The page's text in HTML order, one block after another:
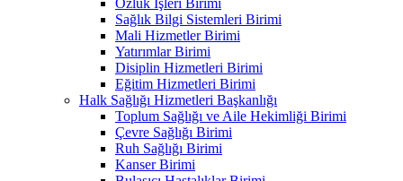
Sağlık Bilgi Sistemleri Birimi
Mali Hizmetler Birimi
Yatırımlar Birimi
Disiplin Hizmetleri Birimi
Eğitim Hizmetleri Birimi
Halk Sağlığı Hizmetleri Başkanlığı
Toplum Sağlığı ve Aile Hekimliği Birimi
Çevre Sağlığı Birimi
Ruh Sağlığı Birimi
Kanser Birimi